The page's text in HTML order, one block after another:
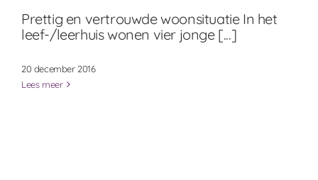
Prettig en vertrouwde woonsituatie In het
leef-/leerhuis wonen vier jonge [...]
20 december 2016
Lees meer